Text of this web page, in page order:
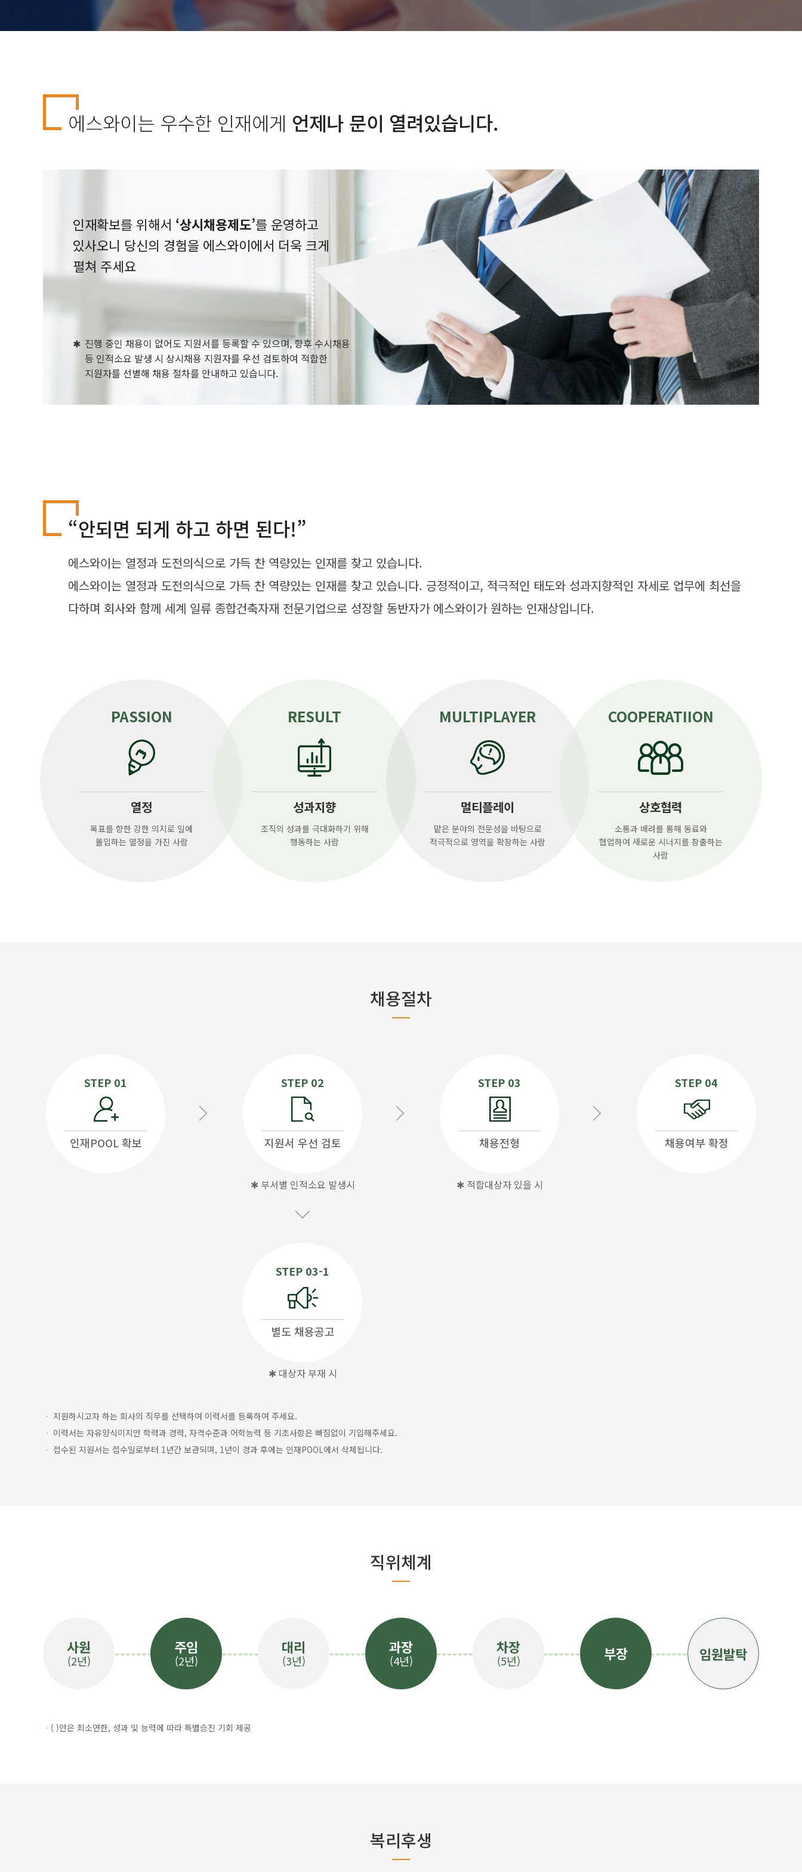
에스와이는 우수한 인재에게 언제나 문이 열려있습니다.
인재확보를 위해서 ‘상시채용제도’를 운영하고
있사오니 당신의 경험을 에스와이에서 더욱 크게
펼쳐 주세요
✱ 진행 중인 채용이 없어도 지원서를 등록할 수 있으며, 향후 수시채용
등 인적소요 발생 시 상시채용 지원자를 우선 검토하여 적합한
지원자를 선별해 채용 절차를 안내하고 있습니다.
“안되면 되게 하고 하면 된다!”
에스와이는 열정과 도전의식으로 가득 찬 역량있는 인재를 찾고 있습니다.
에스와이는 열정과 도전의식으로 가득 찬 역량있는 인재를 찾고 있습니다. 긍정적이고, 적극적인 태도와 성과지향적인 자세로 업무에 최선을
다하며 회사와 함께 세계 일류 종합건축자재 전문기업으로 성장할 동반자가 에스와이가 원하는 인재상입니다.
PASSION
열정
목표를 향한 강한 의지로 일에
몰입하는 열정을 가진 사람
RESULT
성과지향
조직의 성과를 극대화하기 위해
행동하는 사람
MULTIPLAYER
멀티플레이
맡은 분야의 전문성을 바탕으로
적극적으로 영역을 확장하는 사람
COOPERATIION
상호협력
소통과 배려를 통해 동료와
협업하여 새로운 시너지를 창출하는
사람
채용절차
STEP 01
인재POOL 확보
STEP 02
지원서 우선 검토
✱ 부서별 인적소요 발생시
STEP 03-1
별도 채용공고
✱ 대상자 부재 시
STEP 03
채용전형
✱ 적합대상자 있을 시
STEP 04
채용여부 확정
ㆍ 지원하시고자 하는 회사의 직무를 선택하여 이력서를 등록하여 주세요.
ㆍ 이력서는 자유양식이지만 학력과 경력, 자격수준과 어학능력 등 기초사항은 빠짐없이 기입해주세요.
ㆍ 접수된 지원서는 접수일로부터 1년간 보관되며, 1년이 경과 후에는 인재POOL에서 삭제됩니다.
직위체계
사원
(2년)
주임
(2년)
대리
(3년)
과장
(4년)
차장
(5년) 부장 임원발탁
ㆍ ( )안은 최소연한, 성과 및 능력에 따라 특별승진 기회 제공
복리후생